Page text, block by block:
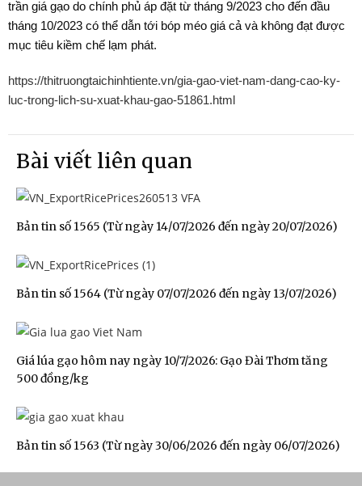
trần giá gạo do chính phủ áp đặt từ tháng 9/2023 cho đến đầu
tháng 10/2023 có thể dẫn tới bóp méo giá cả và không đạt được
mục tiêu kiềm chế lạm phát.
https://thitruongtaichinhtiente.vn/gia-gao-viet-nam-dang-cao-ky-
luc-trong-lich-su-xuat-khau-gao-51861.html
Bài viết liên quan
Bản tin số 1565 (Từ ngày 14/07/2026 đến ngày 20/07/2026)
Bản tin số 1564 (Từ ngày 07/07/2026 đến ngày 13/07/2026)
Giá lúa gạo hôm nay ngày 10/7/2026: Gạo Đài Thơm tăng
500 đồng/kg
Bản tin số 1563 (Từ ngày 30/06/2026 đến ngày 06/07/2026)